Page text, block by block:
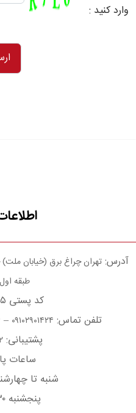
وارد کنید :
آدرس: تهران چراغ برق (خیابان ملت)
طبقه اول
کد پستی ۱۱۴۳۷۵۳۶۵۵
تلفن تماس: ۰۹۱۰۲۹۰۱۴۲۴ –
پشتیبانی:
ساعات
شنبه تا چهارشنبه ۹:۳۰
پنجشنبه ۹:۳۰ تا ۱۴:۳۰